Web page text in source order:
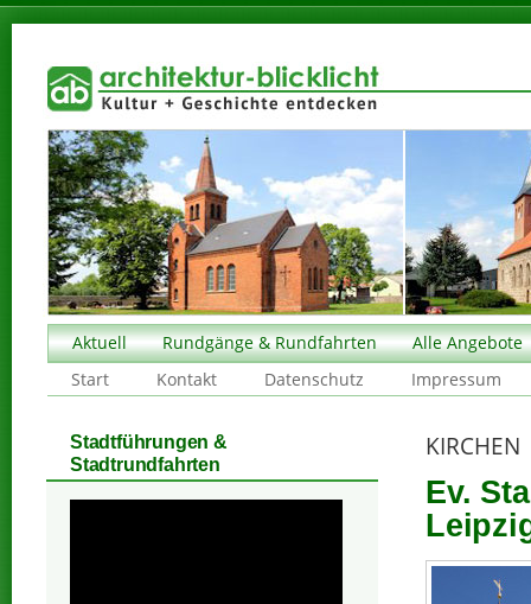
Aktuell Rundgänge & Rundfahrten
Alle Angebote
Start
Kontakt Datenschutz Impressum
KIRCHEN
Ev.
Stadtführungen &
Stadtrundfahrten